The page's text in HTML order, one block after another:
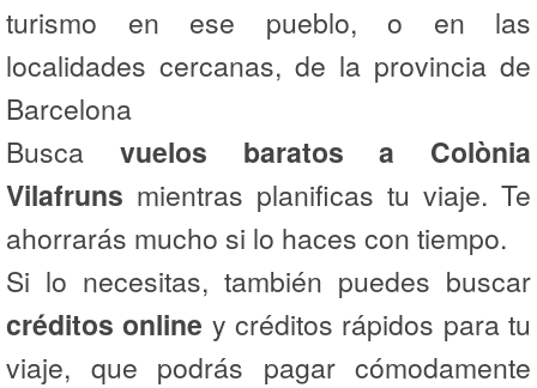
turismo en ese pueblo, o en las
localidades cercanas, de la provincia de
Barcelona
Busca vuelos baratos a Colònia
Vilafruns mientras planificas tu viaje. Te
ahorrarás mucho si lo haces con tiempo.
Si lo necesitas, también puedes buscar
créditos online y créditos rápidos para tu
viaje, que podrás pagar cómodamente